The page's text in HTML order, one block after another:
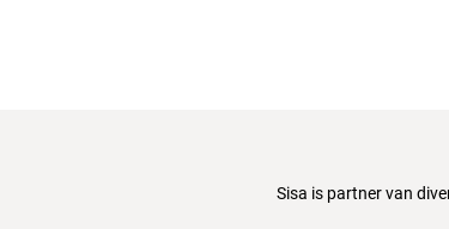
Sisa is partner van